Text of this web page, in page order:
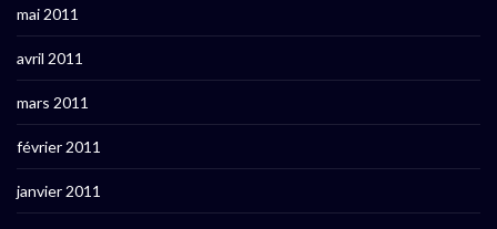
mai 2011
avril 2011
mars 2011
février 2011
janvier 2011